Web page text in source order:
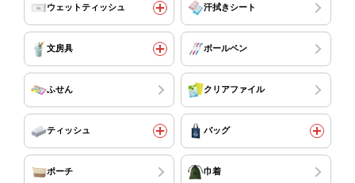
ウェットティッシュ 汗拭きシート
文房具 ボールペン
ふせん クリアファイル
ティッシュ バッグ
ポーチ 巾着